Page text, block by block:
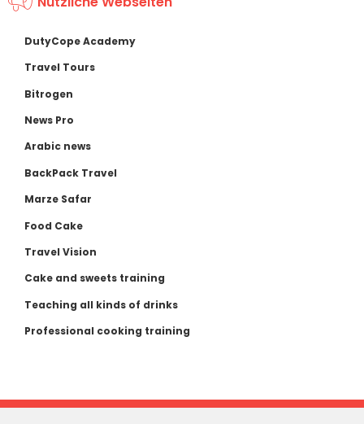
DutyCope Academy
Travel Tours
Bitrogen
News Pro
Arabic news
BackPack Travel
Marze Safar
Food Cake
Travel Vision
Cake and sweets training
Teaching all kinds of drinks
Professional cooking training